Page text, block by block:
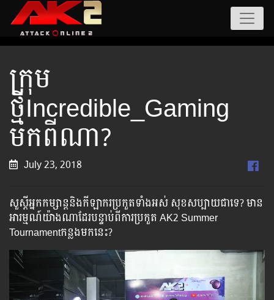
ក្រុម
ថ្មីIncredible_Gaming
មកពីណា?
July 23, 2018
សួស្តីអ្នកកម្សាន្តនិងកីឡាករប្រកួតទាំងអស់ សុខសប្បាយជាទេ? មាន
អារម្មណ៍យ៉ាងណាដែរបន្ទាប់ពីការប្រកួត AK2 Summer
Tournamentកន្លងមកនេះ?